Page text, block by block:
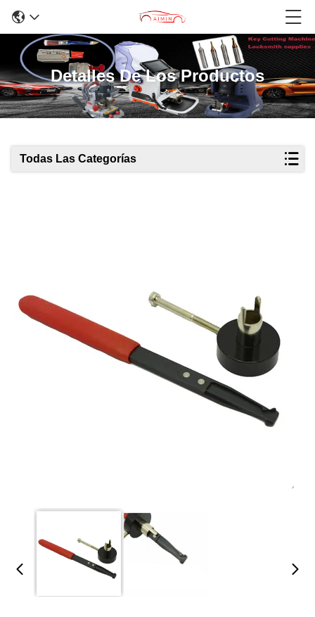
Detalles De Los Productos
Todas Las Categorías